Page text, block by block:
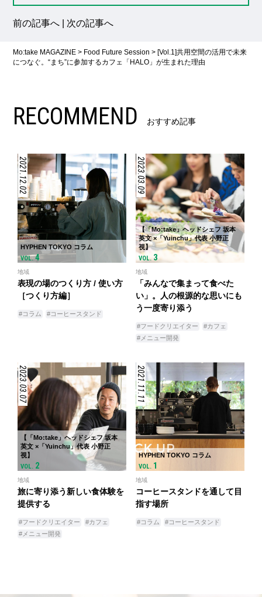
前の記事へ 次の記事へ
Mo:take MAGAZINE > Food Future Session > [Vol.1]共用空間の活用で未来
につなぐ。“まち”に参加するカフェ「HALO」が生まれた理由
RECOMMEND おすすめ記事
2021.12.02
HYPHEN TOKYO コラム
VOL.4
地域
表現の場のつくり方 / 使い方
［つくり方編］
#コラム #コーヒースタンド
2023.03.09
【「Mo:take」ヘッドシェフ 坂本
英文 ×「Yuinchu」代表 小野正
視】
VOL.3
地域
「みんなで集まって食べた
い」。人の根源的な思いにも
う一度寄り添う
#フードクリエイター
#カフェ
#メニュー開発
2023.03.07
【「Mo:take」ヘッドシェフ 坂本
英文 ×「Yuinchu」代表 小野正
視】
VOL. 2
地域
旅に寄り添う新しい食体験を
提供する
#フードクリエイター
#カフェ
#メニュー開発
2021.11.11
HYPHEN TOKYO コラム
VOL. 1
地域
コーヒースタンドを通して目
指す場所
#コラム #コーヒースタンド